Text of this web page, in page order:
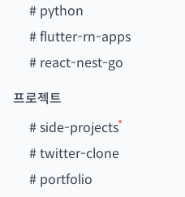
# python
#flutter-rn-apps
# react-nest-go
프로젝트
#side-projects
#twitter-clone
# portfolio